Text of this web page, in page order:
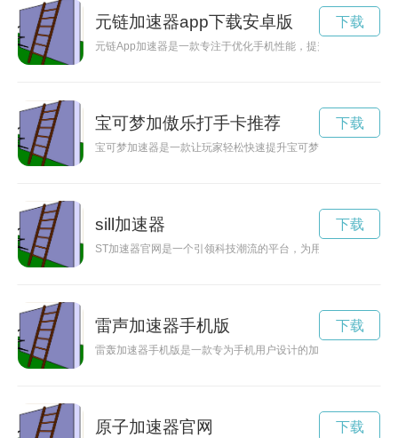
元链加速器app下载安卓版
元链App加速器是一款专注于优化手机性能，提升网络速度的
下载
宝可梦加傲乐打手卡推荐
宝可梦加速器是一款让玩家轻松快速提升宝可梦等级的神奇道
下载
sill加速器
ST加速器官网是一个引领科技潮流的平台，为用户提供最前沿
下载
雷声加速器手机版
雷轰加速器手机版是一款专为手机用户设计的加速器软件，能
下载
原子加速器官网 下载